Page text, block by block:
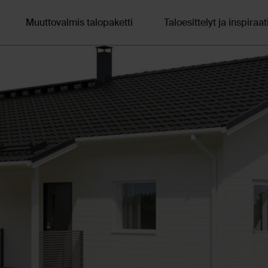
Muuttovalmis talopaketti Taloesittelyt ja